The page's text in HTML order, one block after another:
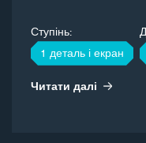
Ступінь:
1 деталь і екран
Читати далі